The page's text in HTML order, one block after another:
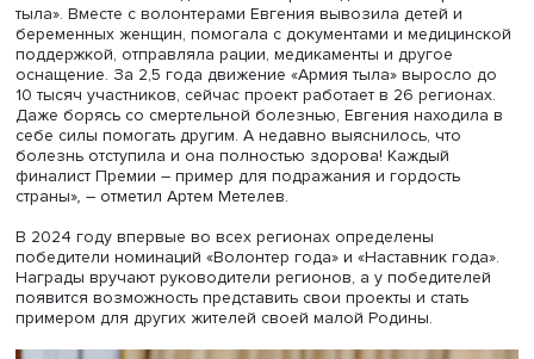
Председатель Комитета Госдумы по молодёжной
Председатель Ассоциации Добро.рф Артем Метелев
рассказал, что по результатам заочной федеральной
топ-1000 участникам премии будет предоставлена
дополнительная поддержка со стороны оргкомитета и
партнеров премии.
«По результатам заочной оценки были определены 126
финалистов. Каждый проект оценивало федеральное
народное голосование. За проекты участников
проголосовали 800 тысяч человек. Абсолютное
финалистов участвует в гуманитарных миссиях в
СВО, помогают нашим военнослужащим и их семьям,
эвакуирует животных, организуют работу центров